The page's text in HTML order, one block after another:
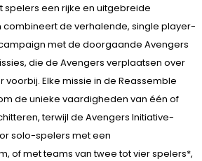
spelers een rijke en uitgebreide
de verhalende, single player-
met de doorgaande Avengers
die de Avengers verplaatsen over
Elke missie in de Reassemble
de unieke vaardigheden van één of
terwijl de Avengers Initiative-
solo-spelers met een
of met teams van twee tot vier spelers*,